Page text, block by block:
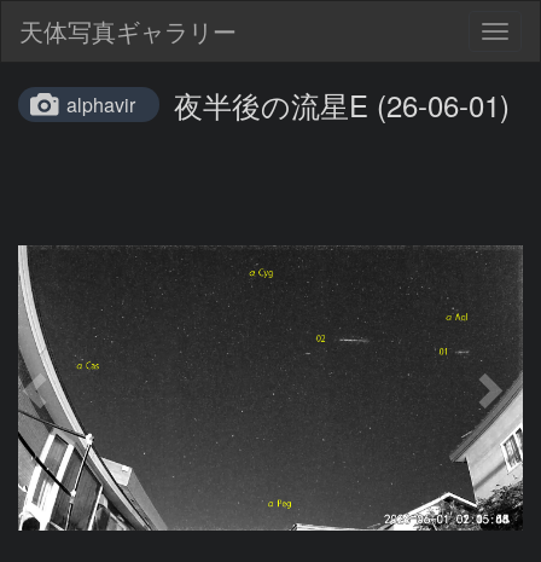
天体写真ギャラリー
alphavir 夜半後の流星E (26-06-01)